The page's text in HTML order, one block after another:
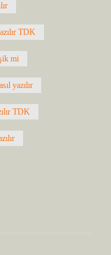
TDK
mi
yazılır
TDK